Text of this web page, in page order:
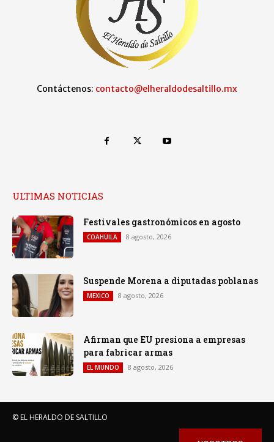
Contáctenos: contacto@elheraldodesaltillo.mx
ULTIMAS NOTICIAS
Festivales gastronómicos en agosto
COAHUILA 8 agosto, 2026
Suspende Morena a diputadas poblanas
MEXICO 8 agosto, 2026
Afirman que EU presiona a empresas
para fabricar armas
EL MUNDO 8 agosto, 2026
© EL HERALDO DE SALTILLO